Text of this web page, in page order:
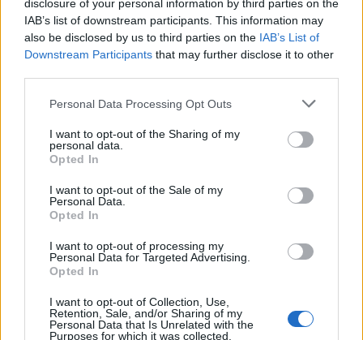
disclosure of your personal information by third parties on the
IAB’s list of downstream participants. This information may
also be disclosed by us to third parties on the IAB’s List of
Downstream Participants that may further disclose it to other
Personal Data Processing Opt Outs
I want to opt-out of the Sharing of my
personal data.
Opted In
I want to opt-out of the Sale of my
Personal Data.
Opted In
I want to opt-out of processing my
Personal Data for Targeted Advertising.
Opted In
I want to opt-out of Collection, Use,
Retention, Sale, and/or Sharing of my
Personal Data that Is Unrelated with the
Purposes for which it was collected.